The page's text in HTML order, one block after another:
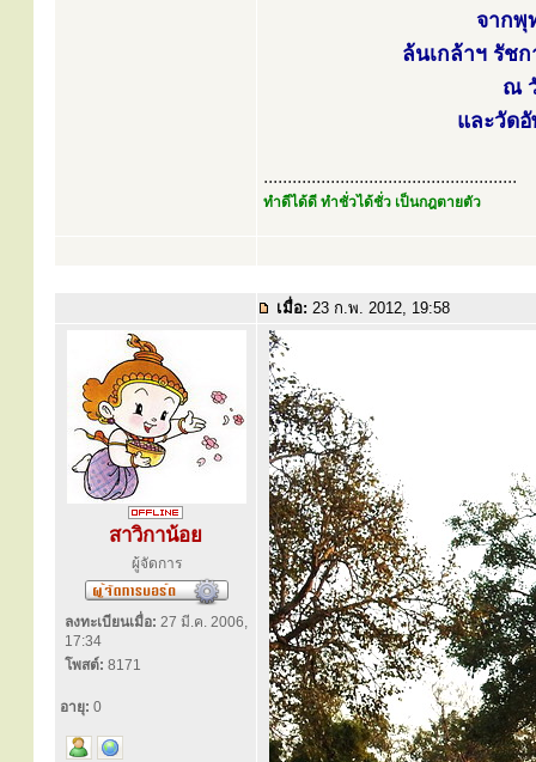
จากพุ
ล้นเกล้าฯ รัช
ณ
และวัด
.....................................................
ทำดีได้ดี ทำชั่วได้ชั่ว เป็นกฎตายตัว
เมื่อ: 23 ก.พ. 2012, 19:58
สาวิกาน้อย
ผู้จัดการ
ลงทะเบียนเมื่อ: 27 มี.ค. 2006,
17:34
โพสต์: 8171
อายุ: 0